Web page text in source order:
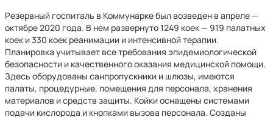
Резервный госпиталь в Коммунарке был возведен в апреле —
октябре 2020 года. В нем развернуто 1249 коек — 919 палатных
коек и 330 коек реанимации и интенсивной терапии.
Планировка учитывает все требования эпидемиологической
безопасности и качественного оказания медицинской помощи.
Здесь оборудованы санпропускники и шлюзы, имеются
палаты, процедурные, помещения для персонала, хранения
материалов и средств защиты. Койки оснащены системами
подачи кислорода и кнопками вызова персонала. Созданы